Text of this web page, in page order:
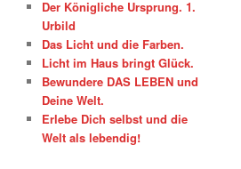
Der Königliche Ursprung. 1.
Urbild
Das Licht und die Farben.
Licht im Haus bringt Glück.
Bewundere DAS LEBEN und
Deine Welt.
Erlebe Dich selbst und die
Welt als lebendig!